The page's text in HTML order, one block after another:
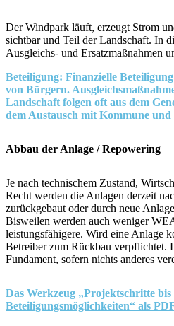
Der Windpark läuft, erzeugt Strom
sichtbar und Teil der Landschaft. In
Ausgleichs- und Ersatzmaßnahmen
Beteiligung: Finanzielle
von Bürgern.
Landschaft folgen oft aus dem
dem Austausch mit Kommune
Abbau der Anlage / Repowering
Je nach technischem Zustand,
Recht werden die Anlagen derzeit
zurückgebaut oder durch neue
Bisweilen werden auch weniger
leistungsfähigere. Wird eine Anlage
Betreiber zum Rückbau verpflichtet.
Fundament, sofern nichts anderes
Das Werkzeug „Projektschritte
Beteiligungsmöglichkeiten“ als